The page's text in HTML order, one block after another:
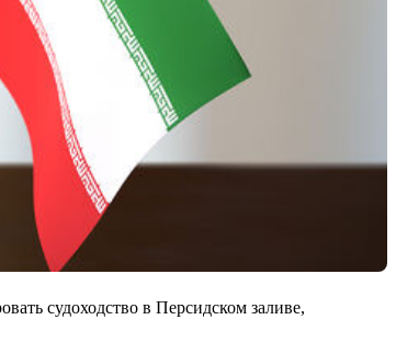
судоходство в Персидском заливе,